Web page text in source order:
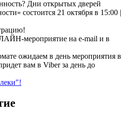
мероприятие на e-mail и в
ожидаем в день мероприятия в
вам в Viber за день до